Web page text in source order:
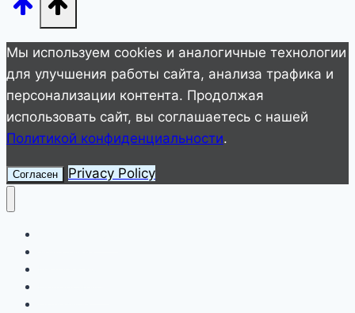
Мы используем cookies и аналогичные технологии
для улучшения работы сайта, анализа трафика и
персонализации контента. Продолжая
использовать сайт, вы соглашаетесь с нашей
Политикой конфиденциальности.
Согласен Privacy Policy